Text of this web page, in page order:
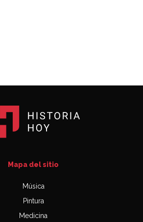
Mapa del sitio
Música
Pintura
Medicina